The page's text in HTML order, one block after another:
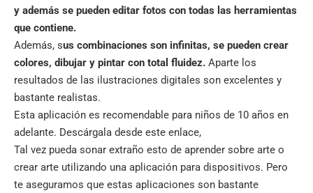
y además se pueden editar fotos con todas las herramientas
que contiene.
Además, sus combinaciones son infinitas, se pueden crear
colores, dibujar y pintar con total fluidez. Aparte los
resultados de las ilustraciones digitales son excelentes y
bastante realistas.
Esta aplicación es recomendable para niños de 10 años en
adelante. Descárgala desde este enlace,
Tal vez pueda sonar extraño esto de aprender sobre arte o
crear arte utilizando una aplicación para dispositivos. Pero
te aseguramos que estas aplicaciones son bastante